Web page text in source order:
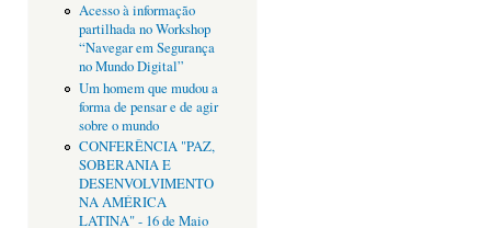
Acesso à informação
partilhada no Workshop
“Navegar em Segurança
no Mundo Digital”
Um homem que mudou a
forma de pensar e de agir
sobre o mundo
CONFERÊNCIA "PAZ,
SOBERANIA E
DESENVOLVIMENTO
NA AMÉRICA
LATINA" - 16 de Maio